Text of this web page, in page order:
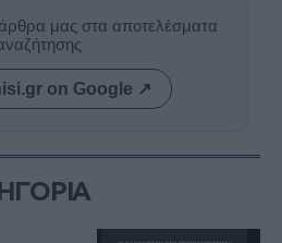
άρθρα μας στα αποτελέσματα
on Google ↗